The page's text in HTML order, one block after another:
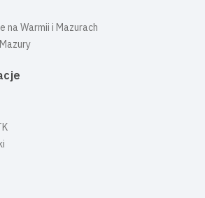
na Warmii i Mazurach